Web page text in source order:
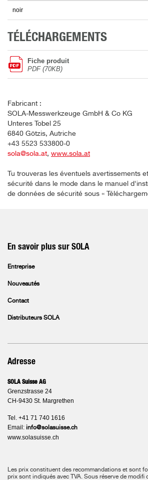
noir
TÉLÉCHARGEMENTS
Fiche produit
PDF (70KB)
Fabricant :
SOLA-Messwerkzeuge GmbH & Co KG
Unteres Tobel 25
6840 Götzis, Autriche
+43 5523 533800-0
sola@sola.at, www.sola.at
Tu trouveras les éventuels avertissements
sécurité dans le mode dans le manuel
de données de sécurité sous «
En savoir plus sur SOLA
Entreprise
Nouveautés
Contact
Distributeurs SOLA
Adresse
SOLA Suisse AG
Grenzstrasse 24
CH-9430 St. Margrethen
Tel. +41 71 740 1616
Email: info@solasuisse.ch
www.solasuisse.ch
Les prix constituent des recommandations et sont
prix sont indiqués avec TVA. Sous réserve de modifi